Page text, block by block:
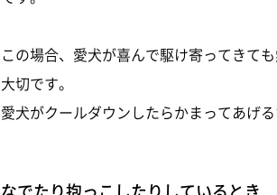
この場合、愛犬が喜んで駆け寄ってきて
大切です。
愛犬がクールダウンしたらかまってあげ